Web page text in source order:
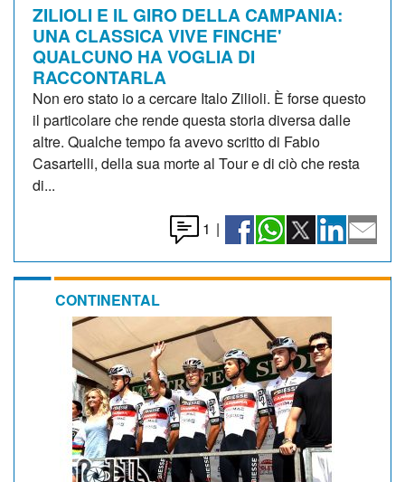
ZILIOLI E IL GIRO DELLA CAMPANIA:
UNA CLASSICA VIVE FINCHE'
QUALCUNO HA VOGLIA DI
RACCONTARLA
Non ero stato io a cercare Italo Zilioli. È forse questo
il particolare che rende questa storia diversa dalle
altre. Qualche tempo fa avevo scritto di Fabio
Casartelli, della sua morte al Tour e di ciò che resta
di...
1 |
CONTINENTAL